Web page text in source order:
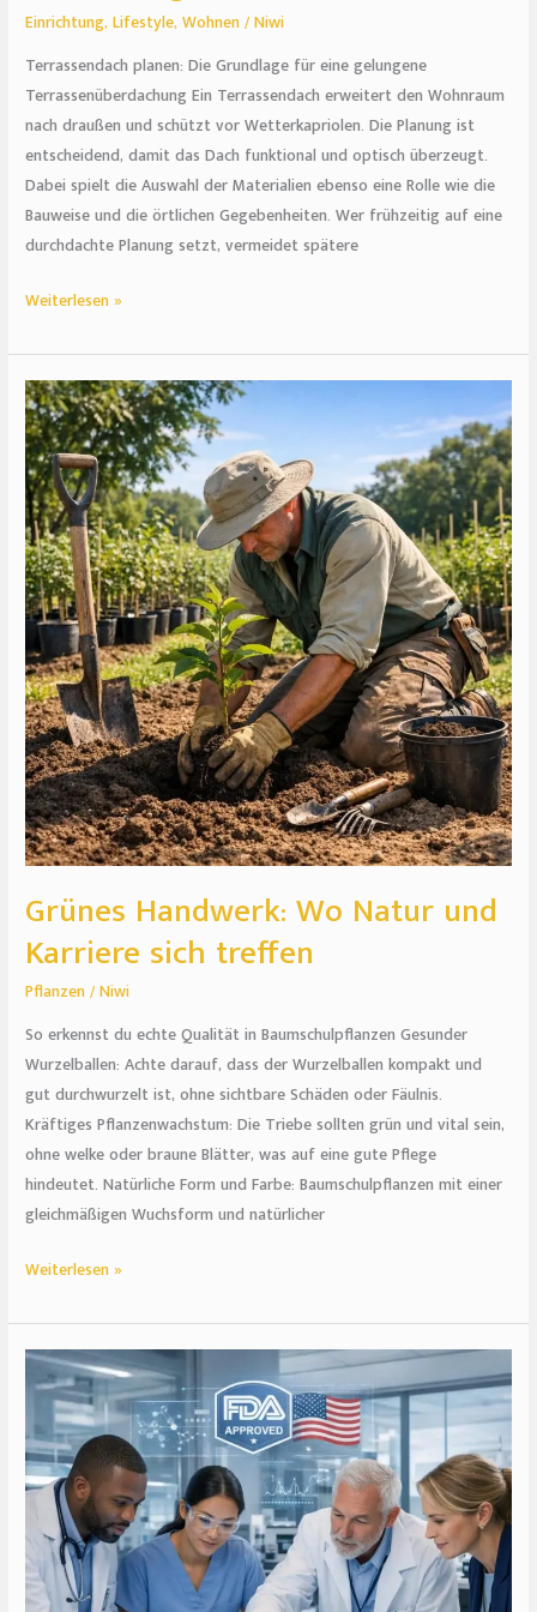
Einrichtung,Lifestyle,Wohnen/Niwi
Terrassendach planen: Die Grundlage für eine gelungene
Terrassenüberdachung Ein Terrassendach erweitert den Wohnraum
nach draußen und schützt vor Wetterkapriolen. Die Planung ist
entscheidend, damit das Dach funktional und optisch überzeugt.
Dabei spielt die Auswahl der Materialien ebenso eine Rolle wie die
Bauweise und die örtlichen Gegebenheiten. Wer frühzeitig auf eine
durchdachte Planung setzt, vermeidet spätere
Weiterlesen »
Grünes Handwerk: Wo Natur und
Karriere sich treffen
Pflanzen/Niwi
So erkennst du echte Qualität in Baumschulpflanzen Gesunder
Wurzelballen: Achte darauf, dass der Wurzelballen kompakt und
gut durchwurzelt ist, ohne sichtbare Schäden oder Fäulnis.
Kräftiges Pflanzenwachstum: Die Triebe sollten grün und vital sein,
ohne welke oder braune Blätter, was auf eine gute Pflege
hindeutet. Natürliche Form und Farbe: Baumschulpflanzen mit einer
gleichmäßigen Wuchsform und natürlicher
Grünes
Handwerk:
Wo
Natur
und
Karriere
sich
treffen
Weiterlesen »
Markteinführung
von
Medizinprodukten
in
die
USA:
Zulassungsprozess